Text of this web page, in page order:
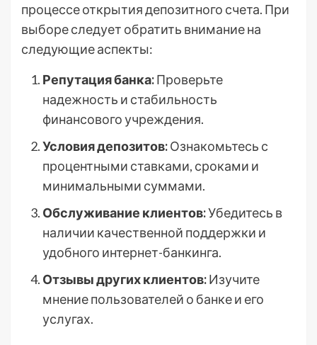
процессе открытия депозитного счета. При
выборе следует обратить внимание на
следующие аспекты:
Репутация банка:Проверьте
надежность и стабильность
финансового учреждения.
Условия депозитов:Ознакомьтесь с
процентными ставками, сроками и
минимальными суммами.
Обслуживание клиентов:Убедитесь в
наличии качественной поддержки и
удобного интернет-банкинга.
Отзывы других клиентов:Изучите
мнение пользователей о банке и его
услугах.